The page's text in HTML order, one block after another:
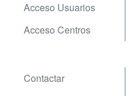
Acceso Usuarios
Acceso Centros
Contactar